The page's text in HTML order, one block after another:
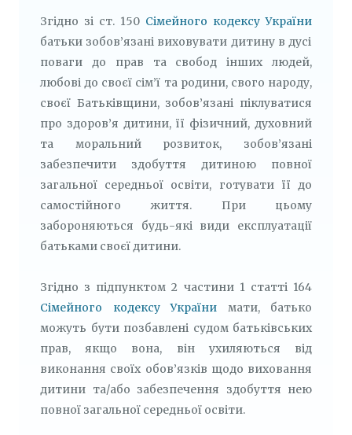
Згідно зі ст. 150 Сімейного кодексу України
батьки зобов’язані виховувати дитину в дусі
поваги до прав та свобод інших людей,
любові до своєї сім’ї та родини, свого народу,
своєї Батьківщини, зобов’язані піклуватися
про здоров’я дитини, її фізичний, духовний
та моральний розвиток, зобов’язані
забезпечити здобуття дитиною повної
загальної середньої освіти, готувати її до
самостійного життя. При цьому
забороняються будь-які види експлуатації
батьками своєї дитини.
Згідно з підпунктом 2 частини 1 статті 164
Сімейного кодексу України мати, батько
можуть бути позбавлені судом батьківських
прав, якщо вона, він ухиляються від
виконання своїх обов’язків щодо виховання
дитини та/або забезпечення здобуття нею
повної загальної середньої освіти.